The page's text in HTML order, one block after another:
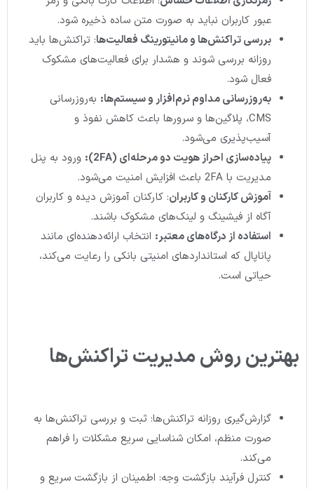
عبور کاربران نباید به صورت متن ساده ذخیره شود.
بررسی تراکنش‌ها و مانیتورینگ فعالیت‌ها: تراکنش‌ها باید
روزانه بررسی شوند و هشدار برای فعالیت‌های مشکوک
فعال شود.
به‌روزرسانی مداوم نرم‌افزار و سیستم‌ها: به‌روزرسانی
CMS، پلاگین‌ها و سرورها باعث کاهش نفوذ و
آسیب‌پذیری می‌شود.
پیاده‌سازی احراز هویت دو مرحله‌ای (2FA):
ورود به پنل
مدیریت با 2FA باعث افزایش امنیت می‌شود.
آموزش کارکنان و کاربران: کارکنان آموزش دیده و کاربران
آگاه از فیشینگ و لینک‌های مشکوک باشند.
استفاده از درگاه‌های معتبر: انتخاب ارائه‌دهنده‌ای مانند
پاناپال که استانداردهای امنیتی بانکی را رعایت می‌کند،
حیاتی است.
بهترین روش مدیریت تراکنش‌ها
گزارش‌گیری روزانه تراکنش‌ها: ثبت و بررسی تراکنش‌ها به
صورت منظم، امکان شناسایی سریع مشکلات را فراهم
می‌کند.
کنترل فرآیند بازگشت وجه: اطمینان از بازگشت سریع و